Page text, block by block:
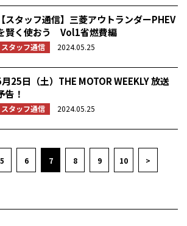
【スタッフ通信】三菱アウトランダーPHEV
賢く使おう Vol1省燃費編
スタッフ通信 2024.05.25
25日（土）THE MOTOR WEEKLY 放送
告！
スタッフ通信 2024.05.25
5 6 7 8 9 10 >